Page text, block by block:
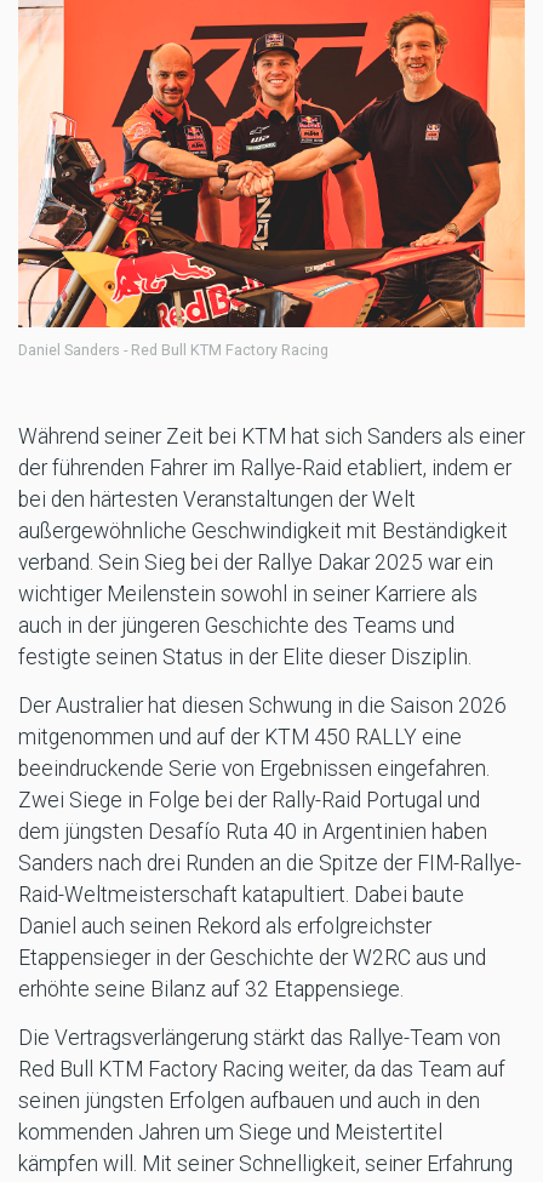
Daniel Sanders - Red Bull KTM Factory Racing
Während seiner Zeit bei KTM hat sich Sanders als einer
der führenden Fahrer im Rallye-Raid etabliert, indem er
bei den härtesten Veranstaltungen der Welt
außergewöhnliche Geschwindigkeit mit Beständigkeit
verband. Sein Sieg bei der Rallye Dakar 2025 war ein
wichtiger Meilenstein sowohl in seiner Karriere als
auch in der jüngeren Geschichte des Teams und
festigte seinen Status in der Elite dieser Disziplin.
Der Australier hat diesen Schwung in die Saison 2026
mitgenommen und auf der KTM 450 RALLY eine
beeindruckende Serie von Ergebnissen eingefahren.
Zwei Siege in Folge bei der Rally-Raid Portugal und
dem jüngsten Desafío Ruta 40 in Argentinien haben
Sanders nach drei Runden an die Spitze der FIM-Rallye-
Raid-Weltmeisterschaft katapultiert. Dabei baute
Daniel auch seinen Rekord als erfolgreichster
Etappensieger in der Geschichte der W2RC aus und
erhöhte seine Bilanz auf 32 Etappensiege.
Die Vertragsverlängerung stärkt das Rallye-Team von
Red Bull KTM Factory Racing weiter, da das Team auf
seinen jüngsten Erfolgen aufbauen und auch in den
kommenden Jahren um Siege und Meistertitel
kämpfen will. Mit seiner Schnelligkeit, seiner Erfahrung